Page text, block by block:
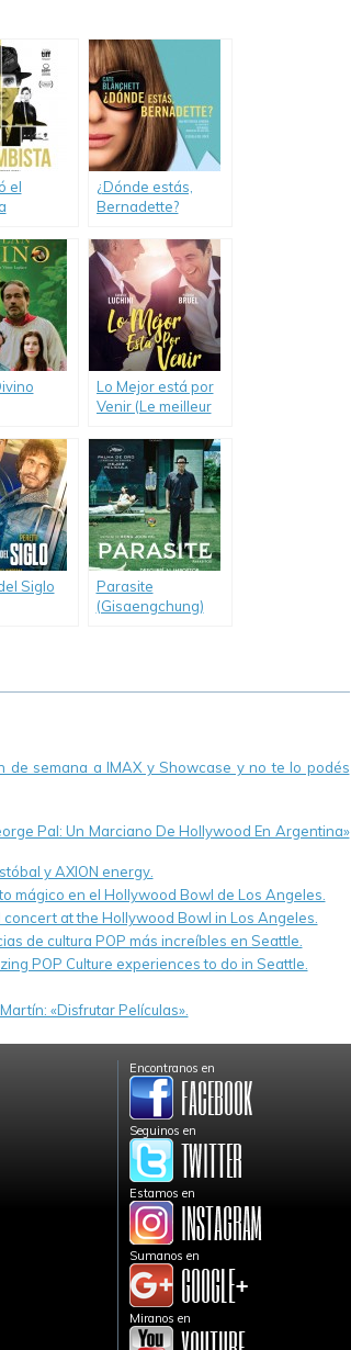
el
¿Dónde estás,
Bernadette?
Bernadette)
Lo Mejor está por
Venir (Le meilleur
Siglo
Parasite
(Gisaengchung)
de semana a IMAX y Showcase y no te lo podés
Pal: Un Marciano De Hollywood En Argentina»
y AXION energy.
mágico en el Hollywood Bowl de Los Angeles.
at the Hollywood Bowl in Los Angeles.
de cultura POP más increíbles en Seattle.
POP Culture experiences to do in Seattle.
«Disfrutar Películas».
Encontranos en
Seguinos en
Estamos en
Sumanos en
Miranos en